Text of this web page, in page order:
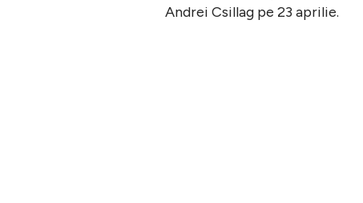
Andrei Csillag pe 23 aprilie.